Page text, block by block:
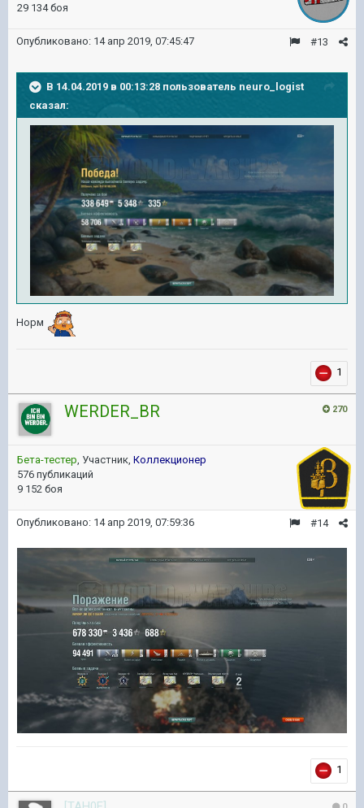
29 134 боя
#13
Опубликовано: 14 апр 2019, 07:45:47
В 14.04.2019 в 00:13:28 пользователь neuro_logist
сказал:
Норм
1
270
WERDER_BR
Бета-тестер, Участник, Коллекционер
576 публикаций
9 152 боя
#14
Опубликовано: 14 апр 2019, 07:59:36
1